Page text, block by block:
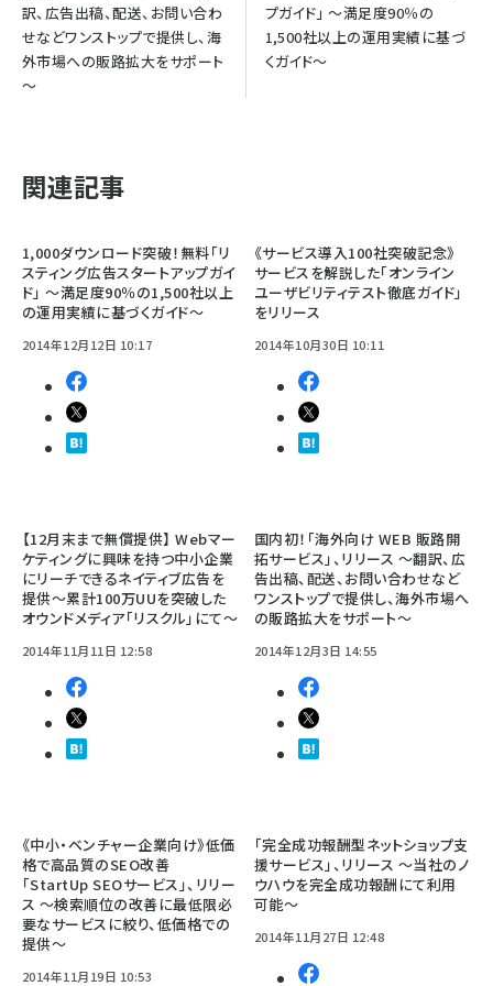
訳、広告出稿、配送、お問い合わ
せなどワンストップで提供し、海
外市場への販路拡大をサポート
～
プガイド」 ～満足度90％の
1,500社以上の運用実績に基づ
くガイド～
関連記事
1,000ダウンロード突破！無料「リ
スティング広告スタートアップガイ
ド」 ～満足度90％の1,500社以上
の運用実績に基づくガイド～
2014年12月12日 10:17
《サービス導入100社突破記念》
サービスを解説した「オンライン
ユーザビリティテスト徹底ガイド」
をリリース
2014年10月30日 10:11
【12月末まで無償提供】 Webマー
ケティングに興味を持つ中小企業
にリーチできるネイティブ広告を
提供～累計100万UUを突破した
オウンドメディア「リスクル」にて～
2014年11月11日 12:58
国内初！「海外向け WEB 販路開
拓サービス」、リリース ～翻訳、広
告出稿、配送、お問い合わせなど
ワンストップで提供し、海外市場へ
の販路拡大をサポート～
2014年12月3日 14:55
《中小・ベンチャー企業向け》低価
格で高品質のSEO改善
「StartUp SEOサービス」、リリー
ス ～検索順位の改善に最低限必
要なサービスに絞り、低価格での
提供～
2014年11月19日 10:53
「完全成功報酬型ネットショップ支
援サービス」、リリース ～当社のノ
ウハウを完全成功報酬にて利用
可能～
2014年11月27日 12:48